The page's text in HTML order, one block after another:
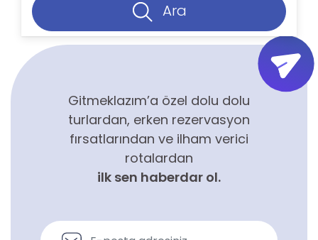
Ara
Gitmeklazım’a özel dolu dolu
turlardan, erken rezervasyon
fırsatlarından ve ilham verici
rotalardan
ilk sen haberdar ol.